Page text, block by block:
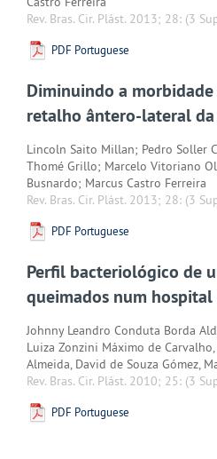
Rev. Bras. Cir. Plást. 2013; 28: (3
PDF Portuguese
Diminuindo a
retalho ântero-lateral
Lincoln Saito Millan; Pedro Soller
Thomé Grillo; Marcelo Vitoriano
Busnardo; Marcus Castro Ferreira
Rev. Bras. Cir. Plást. 2013; 28: (3
PDF Portuguese
Perfil bacteriológico de
queimados num
Johnny Leandro Conduta Borda
Luiza Zonzini Máximo de
Almeida, David de Souza Gómez,
Rev. Bras. Cir. Plást. 2010; 25: (3
PDF Portuguese